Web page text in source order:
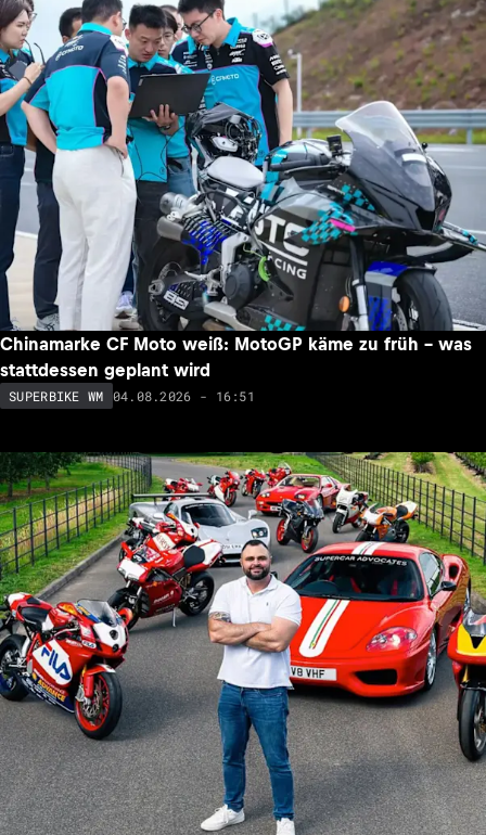
Chinamarke CF Moto weiß: MotoGP käme zu früh – was
stattdessen geplant wird
SUPERBIKE WM 04.08.2026 - 16:51